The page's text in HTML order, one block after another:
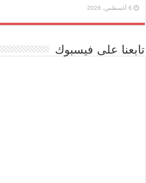
6 أغسطس، 2026
تابعنا على فيسبوك